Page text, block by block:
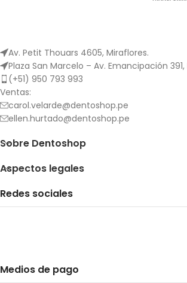
Av. Petit Thouars 4605, Miraflores.
Plaza San Marcelo – Av. Emancipación 391,
(+51) 950 793 993
Ventas:
carol.velarde@dentoshop.pe
ellen.hurtado@dentoshop.pe
Sobre Dentoshop
Aspectos legales
Redes sociales
Medios de pago